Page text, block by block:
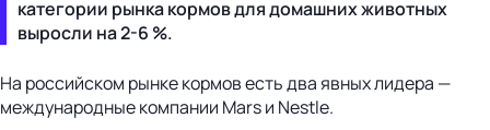
категории рынка кормов для домашних животных
выросли на 2-6 %.
На российском рынке кормов есть два явных лидера —
международные компании Mars и Nestle.